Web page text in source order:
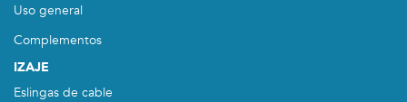
Uso general
Complementos
IZAJE
Eslingas de cable